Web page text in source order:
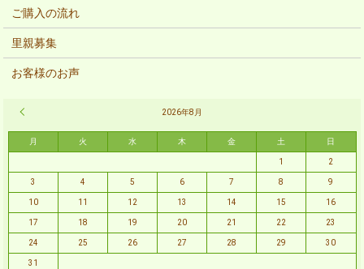
ご購入の流れ
里親募集
お客様のお声
2026年8月
月 火 水 木 金 土 日
1 2
3 4 5 6 7 8 9
10 11 12 13 14 15 16
17 18 19 20 21 22 23
24 25 26 27 28 29 30
31